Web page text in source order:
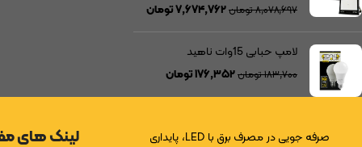
۸,۰۷۸,۶۹۷تومان۷,۶۷۴,۷۶۲تومان
لامپ حبابی 15وات ناهید
۱۸۳,۷۰۰تومان۱۷۶,۳۵۲تومان
صرفه جویی در مصرف برق با LED، پایداری
لینک های